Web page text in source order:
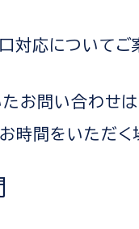
対応についてご
お問い合わせは
時間をいただく